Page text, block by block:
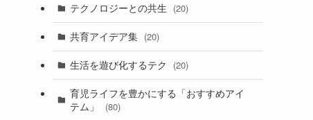
テクノロジーとの共生 (20)
共育アイデア集 (20)
生活を遊び化するテク (20)
育児ライフを豊かにする「おすすめアイ
テム」
(80)